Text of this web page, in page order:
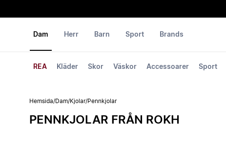
Dam
REA Kläder Skor Väskor Accessoarer Sport
Herr Barn Sport Brands
Hemsida/Dam/Kjolar/Pennkjolar
PENNKJOLAR FRÅN ROKH